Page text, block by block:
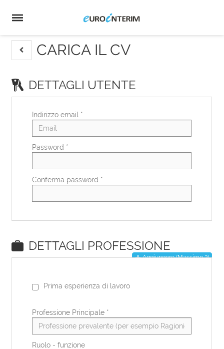
Home
Offerte
di
lavoro
Carica
il
Login
DE
ES